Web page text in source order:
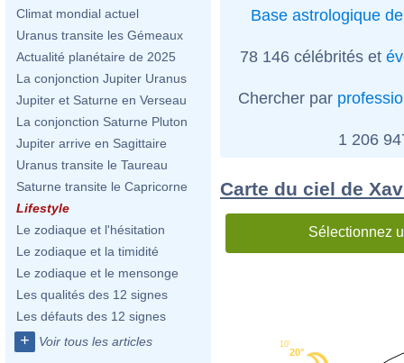
Climat mondial actuel
Uranus transite les Gémeaux
Actualité planétaire de 2025
La conjonction Jupiter Uranus
Jupiter et Saturne en Verseau
La conjonction Saturne Pluton
Jupiter arrive en Sagittaire
Uranus transite le Taureau
Saturne transite le Capricorne
Lifestyle
Le zodiaque et l'hésitation
Le zodiaque et la timidité
Le zodiaque et le mensonge
Les qualités des 12 signes
Les défauts des 12 signes
+ Voir tous les articles
Base astrologique
78 146 célébrités et
Chercher par
1 206
Carte du ciel de
Sélectionnez
20°
10'